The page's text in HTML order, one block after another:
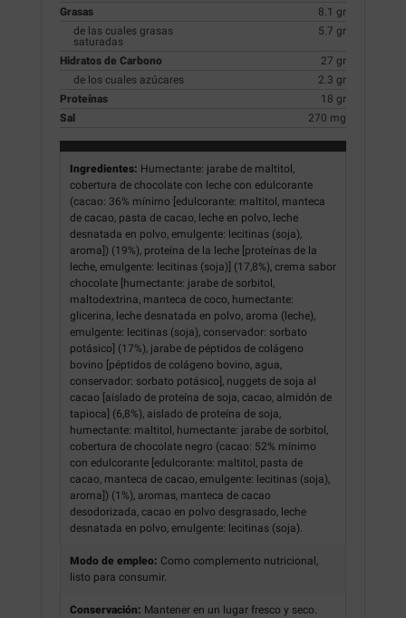
Grasas
8.1 gr
de las cuales grasas
saturadas
5.7 gr
Hidratos de Carbono
27 gr
de los cuales azúcares
2.3 gr
Proteínas
18 gr
Sal
270 mg
Ingredientes: Humectante: jarabe de maltitol,
cobertura de chocolate con leche con edulcorante
(cacao: 36% mínimo [edulcorante: maltitol, manteca
de cacao, pasta de cacao, leche en polvo, leche
desnatada en polvo, emulgente: lecitinas (soja),
aroma]) (19%), proteína de la leche [proteínas de la
leche, emulgente: lecitinas (soja)] (17,8%), crema sabor
chocolate [humectante: jarabe de sorbitol,
maltodextrina, manteca de coco, humectante:
glicerina, leche desnatada en polvo, aroma (leche),
emulgente: lecitinas (soja), conservador: sorbato
potásico] (17%), jarabe de péptidos de colágeno
bovino [péptidos de colágeno bovino, agua,
conservador: sorbato potásico], nuggets de soja al
cacao [aislado de proteína de soja, cacao, almidón de
tapioca] (6,8%), aislado de proteína de soja,
humectante: maltitol, humectante: jarabe de sorbitol,
cobertura de chocolate negro (cacao: 52% mínimo
con edulcorante [edulcorante: maltitol, pasta de
cacao, manteca de cacao, emulgente: lecitinas (soja),
aroma]) (1%), aromas, manteca de cacao
desodorizada, cacao en polvo desgrasado, leche
desnatada en polvo, emulgente: lecitinas (soja).
Modo de empleo: Como complemento nutricional,
listo para consumir.
Conservación: Mantener en un lugar fresco y seco.